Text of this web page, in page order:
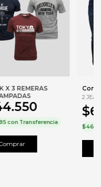
X 3 REMERAS
con Transferencia
2